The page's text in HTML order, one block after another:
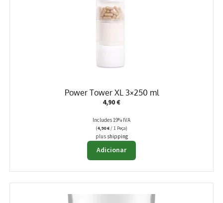
Power Tower XL 3×250 ml
4,90€
Includes 19% IVA
(4,90€/ 1 Peça)
plus shipping
Adicionar